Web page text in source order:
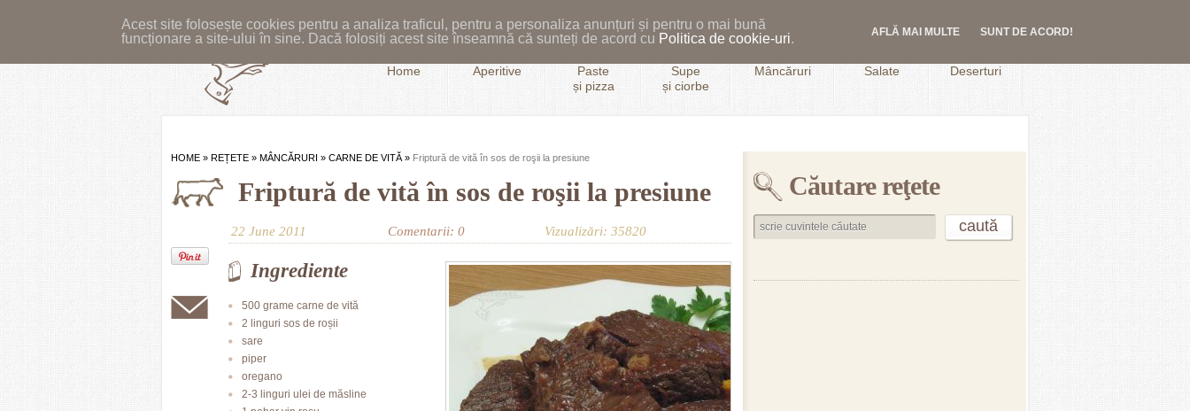
Acest site folosește cookies pentru a analiza traficul, pentru a personaliza anunțuri și pentru o mai bună
funcționare a site-ului în sine. Dacă folosiți acest site înseamnă că sunteți de acord cu Politica de cookie-uri. AFLĂ MAI MULTE SUNT DE ACORD!
Home Aperitive
Paste
și pizza
Supe
și ciorbe
Mâncăruri Salate Deserturi
HOME » REȚETE » MÂNCĂRURI » CARNE DE VITĂ » Friptură de vită în sos de roşii la presiune
Friptură de vită în sos de roşii la presiune
22 June 2011 Comentarii: 0 Vizualizări: 35820
Ingrediente
500 grame carne de vită
2 linguri sos de roșii
sare
piper
oregano
2-3 linguri ulei de măsline
Căutare reţete